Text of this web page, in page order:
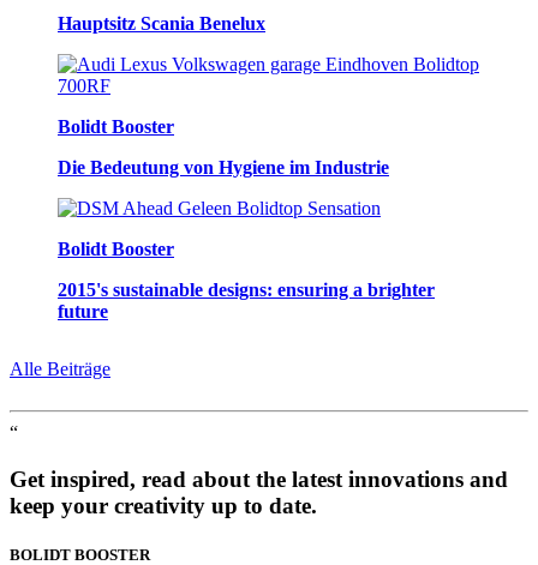
Hauptsitz Scania Benelux
Bolidt Booster
Die Bedeutung von Hygiene im Industrie
Bolidt Booster
2015's sustainable designs: ensuring a brighter
future
Alle Beiträge
“
Get inspired, read about the latest innovations and
keep your creativity up to date.
BOLIDT BOOSTER